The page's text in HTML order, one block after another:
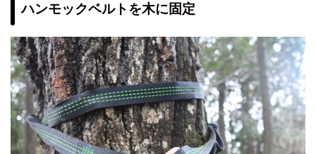
ハンモックベルトを木に固定